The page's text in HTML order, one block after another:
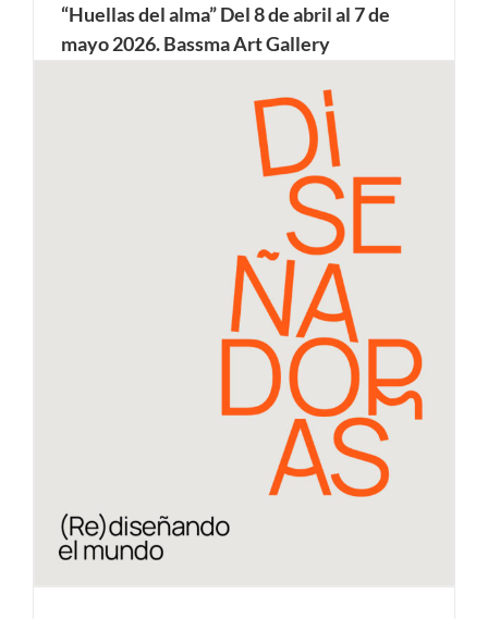
“Huellas del alma” Del 8 de abril al 7 de
mayo 2026. Bassma Art Gallery
un espacio público dirigido por el artista hispano-marroquí
Khalid El Bekay, para la promoción del grabado español y
marroquí a través de exposiciones y talleres de artistas.
Verónica Arellano presenta una obra de creación en papel
para grabado y pintura a partir [...]